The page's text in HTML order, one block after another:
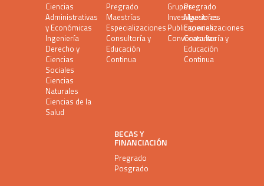
Ciencias
Administrativas
y Económicas
Ingeniería
Derecho y
Ciencias
Sociales
Ciencias
Naturales
Ciencias de la
Salud
Pregrado
Maestrías
Especializaciones
Consultoría y
Educación
Continua
Grupos
Investigaciones
Publicaciones
Convocatorias
Pregrado
Maestrías
Especializaciones
Consultoría y
Educación
Continua
BECAS Y
FINANCIACIÓN
Pregrado
Posgrado